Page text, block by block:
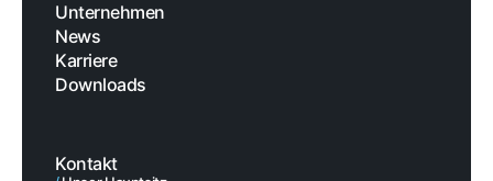
Unternehmen
News
Karriere
Downloads
Kontakt